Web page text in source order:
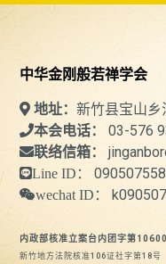
中华金刚般若禅学会
地址：新竹县宝山
本会电话： 03-576
联络信箱：
Line ID：
wechat ID：
内政部核准立案台内团字第
新竹地方法院核准106证社字第18号